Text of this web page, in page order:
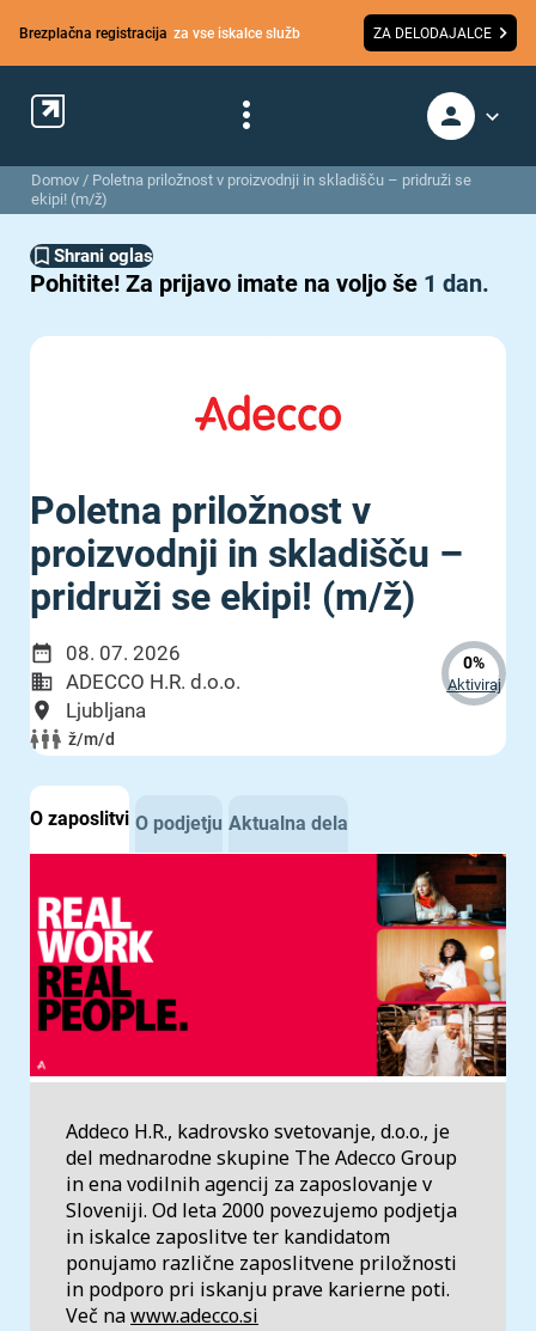
Brezplačna registracija za vse iskalce služb ZA DELODAJALCE
Domov / Poletna priložnost v proizvodnji in skladišču – pridruži se
ekipi! (m/ž)
Shrani oglas
Pohitite! Za prijavo imate na voljo še 1 dan.
Poletna priložnost v
proizvodnji in skladišču –
pridruži se ekipi! (m/ž)
08. 07. 2026
ADECCO H.R. d.o.o.
Ljubljana
ž/m/d
0%
Aktiviraj
O zaposlitvi O podjetju Aktualna dela
Addeco H.R., kadrovsko svetovanje, d.o.o., je
del mednarodne skupine The Adecco Group
in ena vodilnih agencij za zaposlovanje v
Sloveniji. Od leta 2000 povezujemo podjetja
in iskalce zaposlitve ter kandidatom
ponujamo različne zaposlitvene priložnosti
in podporo pri iskanju prave karierne poti.
Več nawww.adecco.si